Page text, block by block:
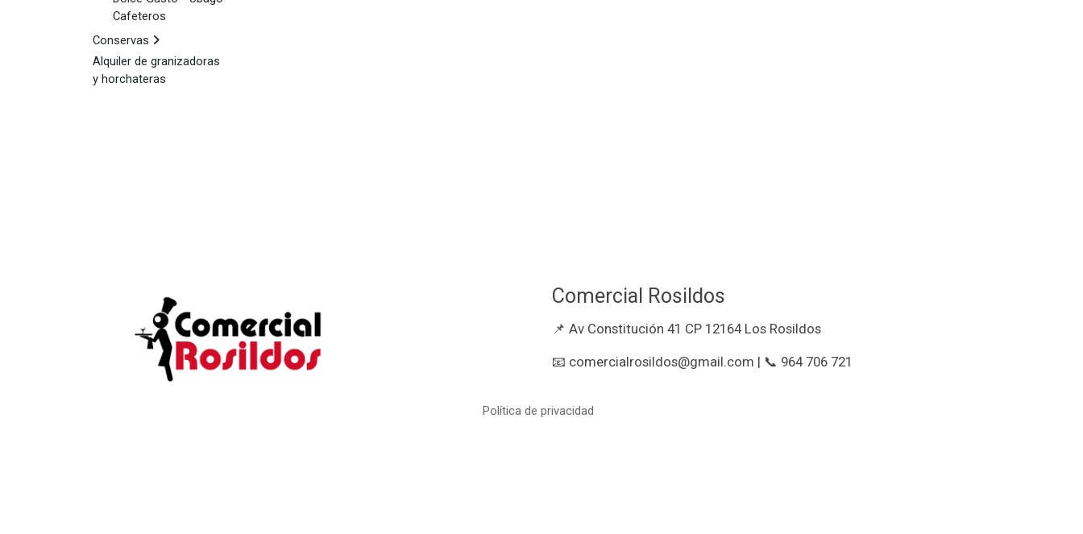
Cafeteros
Conservas
Alquiler de granizadoras
y horchateras
Comercial Rosildos
📌 Av Constitución 41 CP 12164 Los Rosildos
📧 comercialrosildos@gmail.com | 📞 964 706 721
Política de privacidad